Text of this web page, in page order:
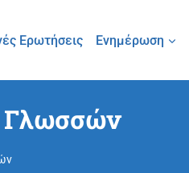
Ερωτήσεις Ενημέρωση
Γλωσσών